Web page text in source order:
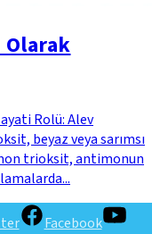
Rolü: Alev
beyaz veya sarımsı
trioksit, antimonun
Facebook